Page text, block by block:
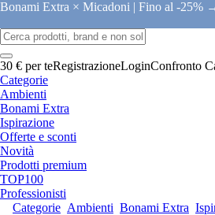
Bonami Extra × Micadoni | Fino al -25%
30 € per teRegistrazioneLoginConfronto
Categorie
Ambienti
Bonami Extra
Ispirazione
Offerte e sconti
Novità
Prodotti premium
TOP100
Professionisti
Categorie Ambienti Bonami Extra